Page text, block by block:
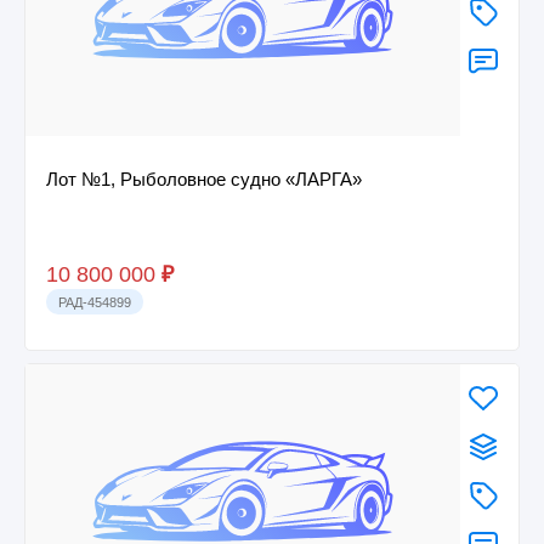
Лот №1, Рыболовное судно «ЛАРГА»
10 800 000 ₽
РАД-454899